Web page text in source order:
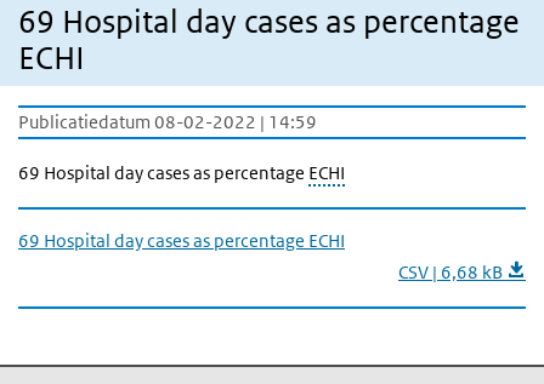
69 Hospital day cases as percentage
ECHI
Publicatiedatum 08-02-2022 | 14:59
69 Hospital day cases as percentage ECHI
69 Hospital day cases as percentage ECHI
CSV | 6,68 kB